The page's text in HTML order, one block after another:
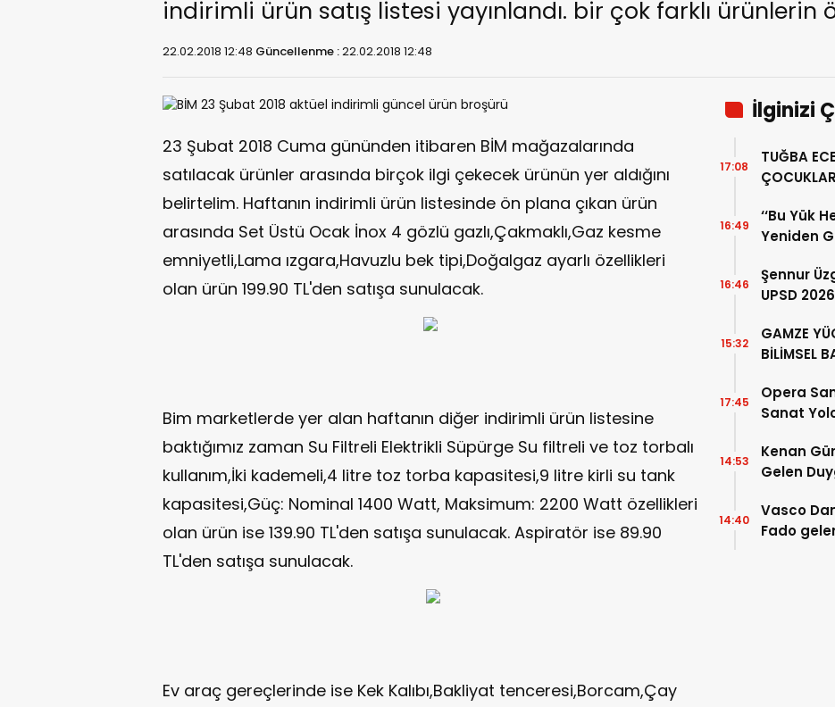
indirimli ürün satış listesi yayınlandı. bir çok farklı ürünlerin
22.02.2018 12:48 Güncellenme :22.02.2018 12:48
23 Şubat 2018 Cuma gününden itibaren BİM mağazalarında
satılacak ürünler arasında birçok ilgi çekecek ürünün yer aldığını
belirtelim. Haftanın indirimli ürün listesinde ön plana çıkan ürün
arasında Set Üstü Ocak İnox 4 gözlü gazlı,Çakmaklı,Gaz kesme
emniyetli,Lama ızgara,Havuzlu bek tipi,Doğalgaz ayarlı özellikleri
olan ürün 199.90 TL'den satışa sunulacak.
Bim marketlerde yer alan haftanın diğer indirimli ürün listesine
baktığımız zaman Su Filtreli Elektrikli Süpürge Su filtreli ve toz torbalı
kullanım,İki kademeli,4 litre toz torba kapasitesi,9 litre kirli su tank
kapasitesi,Güç: Nominal 1400 Watt, Maksimum: 2200 Watt özellikleri
olan ürün ise 139.90 TL'den satışa sunulacak. Aspiratör ise 89.90
TL'den satışa sunulacak.
Ev araç gereçlerinde ise Kek Kalıbı,Bakliyat tenceresi,Borcam,Çay
İlginizi
TUĞBA
17:08
‘‘Bu Yük
Yeniden
16:49
Şennur
UPSD
16:46
GAMZE
BİLİMSEL
15:32
Opera
Sanat
17:45
Kenan
Gelen
14:53
Vasco
Fado
14:40